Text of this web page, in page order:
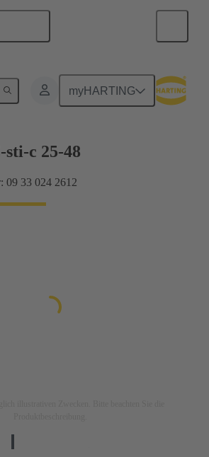
myHARTING
A
sti-c 25-48
09 33 024 2612